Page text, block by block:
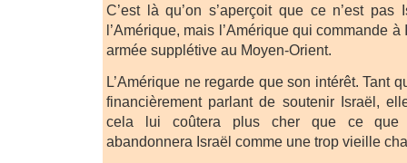
C’est là qu’on s’aperçoit que ce n’est
l’Amérique, mais l’Amérique qui commande à
armée supplétive au Moyen-Orient.
L’Amérique ne regarde que son intérêt. Tant
financièrement parlant de soutenir Israël,
cela lui coûtera plus cher que ce que
abandonnera Israël comme une trop vieille